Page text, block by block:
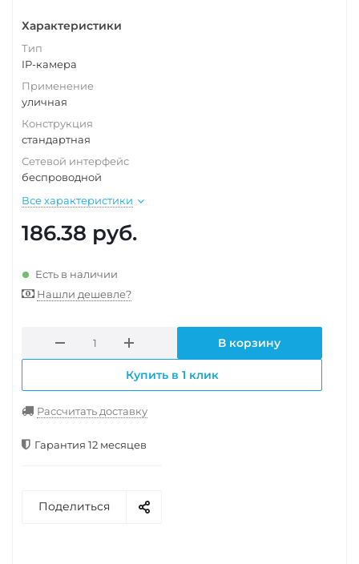
Характеристики
Тип
IP-камера
Применение
уличная
Конструкция
стандартная
Сетевой интерфейс
беспроводной
Все характеристики
186.38 руб.
Есть в наличии
Нашли дешевле?
В корзину
Купить в 1 клик
Рассчитать доставку
Гарантия 12 месяцев
Поделиться